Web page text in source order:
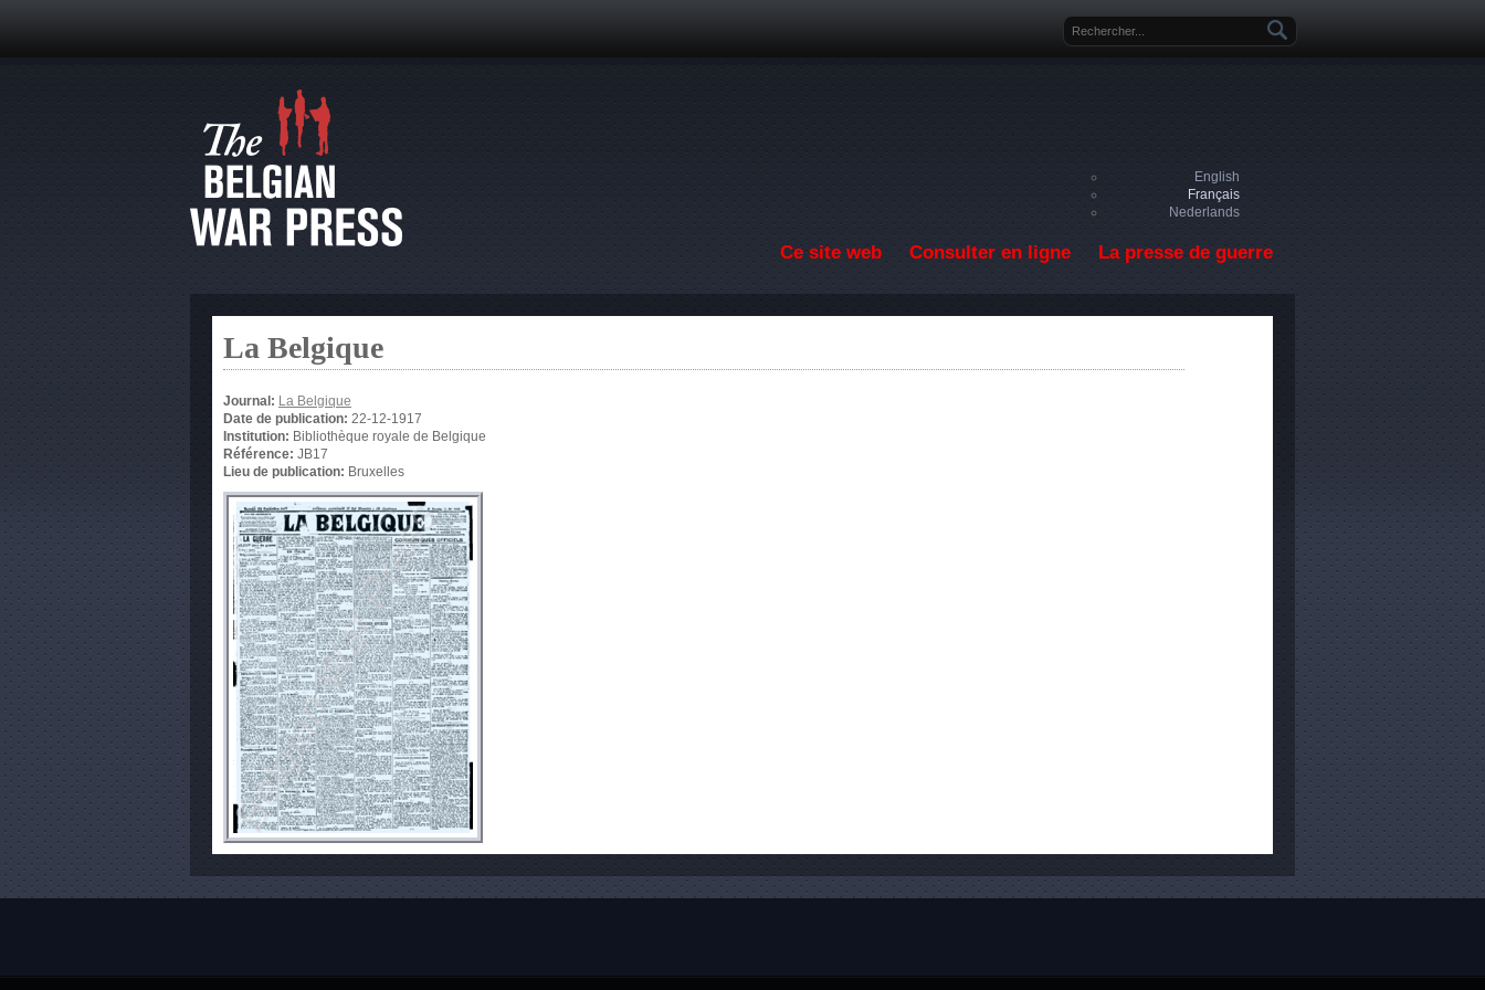
Formulaire de recherche
English
Français
Nederlands
Ce site web Consulter en ligne La presse de guerre
La Belgique
Journal: La Belgique
Date de publication: 22-12-1917
Institution: Bibliothèque royale de Belgique
Référence: JB17
Lieu de publication: Bruxelles